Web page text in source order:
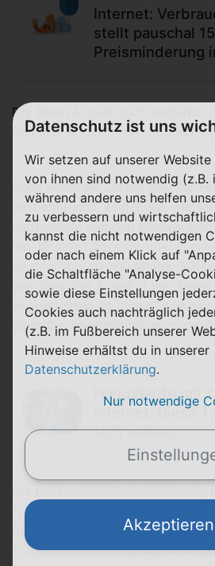
Internet:
stellt pauschal
Preisminderung
Die BNetzA stellt auch weiterhin
fest und ➜veröffentlicht diese
Auch wenn die Zahlen eher für
bestimmt sind, zeigen sie, wie
mittlerweile von den
hat. Unsere
Übersicht über
Internet (bis zu 300 Mbit/s. 5G
wie stark das Angebot hier
angewachsen ist (wobei dies
diese Geschwindigkeit auch
Handytarife mit
Internet: Diese
sich wirklich
Netztest
Bandbreiten für Handytarife. Der
Speedtesthat dies plakativ
Datenschutz ist uns
Wir setzen auf unserer
von ihnen sind notwendig (z.B.
während andere uns helfen
zu verbessern und
kannst die nicht notwendigen
oder nach einem Klick auf
die Schaltfläche "Analyse-
sowie diese Einstellungen
Cookies auch nachträglich
(z.B. im Fußbereich unserer
Hinweise erhältst du in unserer
Datenschutzerklärung.
Nur notwendige
Akzeptieren